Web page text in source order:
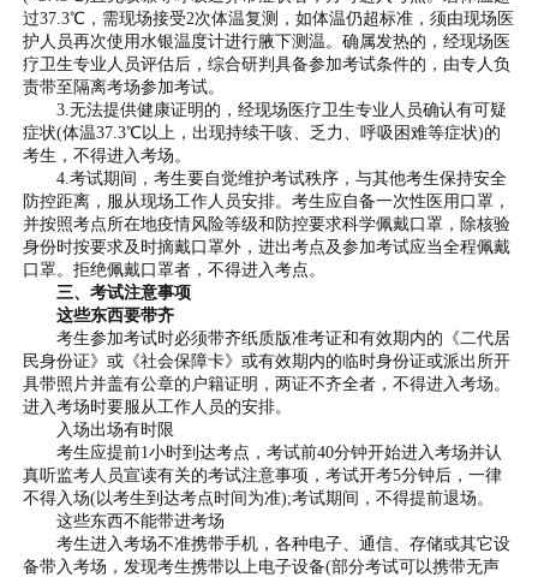
过37.3℃，需现场接受2次体温复测，如体温仍超标准，须由现场医
护人员再次使用水银温度计进行腋下测温。确属发热的，经现场医
疗卫生专业人员评估后，综合研判具备参加考试条件的，由专人负
责带至隔离考场参加考试。
3.无法提供健康证明的，经现场医疗卫生专业人员确认有可疑
症状(体温37.3℃以上，出现持续干咳、乏力、呼吸困难等症状)的
考生，不得进入考场。
4.考试期间，考生要自觉维护考试秩序，与其他考生保持安全
防控距离，服从现场工作人员安排。考生应自备一次性医用口罩，
并按照考点所在地疫情风险等级和防控要求科学佩戴口罩，除核验
身份时按要求及时摘戴口罩外，进出考点及参加考试应当全程佩戴
口罩。拒绝佩戴口罩者，不得进入考点。
三、考试注意事项
这些东西要带齐
考生参加考试时必须带齐纸质版准考证和有效期内的《二代居
民身份证》或《社会保障卡》或有效期内的临时身份证或派出所开
具带照片并盖有公章的户籍证明，两证不齐全者，不得进入考场。
进入考场时要服从工作人员的安排。
入场出场有时限
考生应提前1小时到达考点，考试前40分钟开始进入考场并认
真听监考人员宣读有关的考试注意事项，考试开考5分钟后，一律
不得入场(以考生到达考点时间为准);考试期间，不得提前退场。
这些东西不能带进考场
考生进入考场不准携带手机，各种电子、通信、存储或其它设
备带入考场，发现考生携带以上电子设备(部分考试可以携带无声